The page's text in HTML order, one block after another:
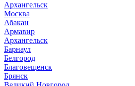
Архангельск
Москва
Абакан
Армавир
Архангельск
Барнаул
Белгород
Благовещенск
Брянск